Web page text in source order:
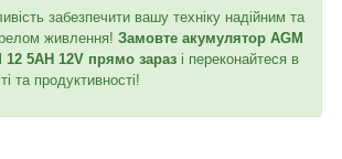
забезпечити вашу техніку надійним та
живлення! Замовте акумулятор AGM
12 5AH 12V прямо зараз і переконайтеся в
та продуктивності!